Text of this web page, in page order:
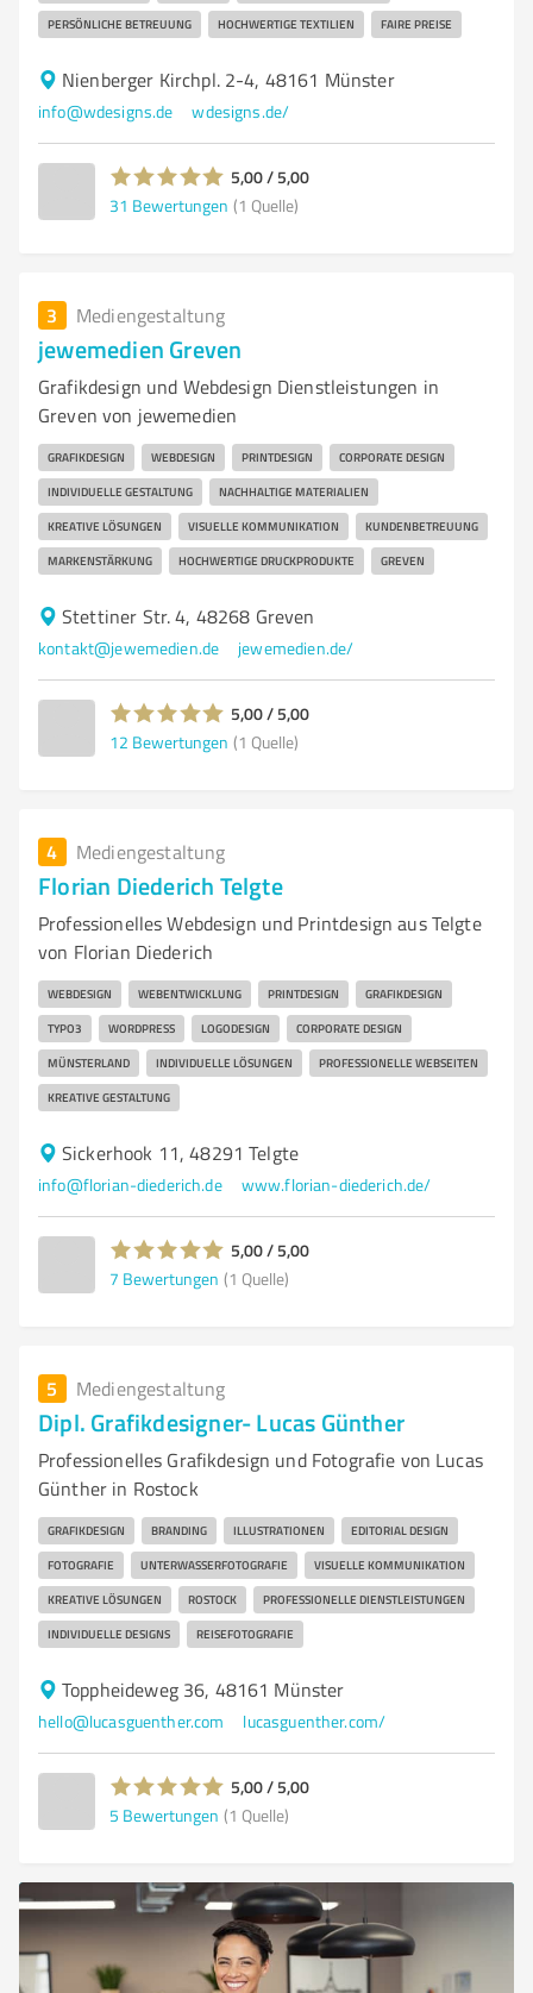
PERSÖNLICHE BETREUUNG HOCHWERTIGE TEXTILIEN FAIRE PREISE
Nienberger Kirchpl. 2-4, 48161 Münster
info@wdesigns.de wdesigns.de/
5,00 / 5,00
31 Bewertungen (1 Quelle)
3 Mediengestaltung
jewemedien Greven
Grafikdesign und Webdesign Dienstleistungen in
Greven von jewemedien
GRAFIKDESIGN WEBDESIGN PRINTDESIGN CORPORATE DESIGN
INDIVIDUELLE GESTALTUNG NACHHALTIGE MATERIALIEN
KREATIVE LÖSUNGEN VISUELLE KOMMUNIKATION KUNDENBETREUUNG
MARKENSTÄRKUNG HOCHWERTIGE DRUCKPRODUKTE GREVEN
Stettiner Str. 4, 48268 Greven
kontakt@jewemedien.de jewemedien.de/
5,00 / 5,00
12 Bewertungen (1 Quelle)
4 Mediengestaltung
Florian Diederich Telgte
Professionelles Webdesign und Printdesign aus Telgte
von Florian Diederich
WEBDESIGN WEBENTWICKLUNG PRINTDESIGN GRAFIKDESIGN
TYPO3 WORDPRESS LOGODESIGN CORPORATE DESIGN
MÜNSTERLAND INDIVIDUELLE LÖSUNGEN PROFESSIONELLE WEBSEITEN
KREATIVE GESTALTUNG
Sickerhook 11, 48291 Telgte
info@florian-diederich.de www.florian-diederich.de/
5,00 / 5,00
7 Bewertungen (1 Quelle)
5 Mediengestaltung
Dipl. Grafikdesigner- Lucas Günther
Professionelles Grafikdesign und Fotografie von Lucas
Günther in Rostock
GRAFIKDESIGN BRANDING ILLUSTRATIONEN EDITORIAL DESIGN
FOTOGRAFIE UNTERWASSERFOTOGRAFIE VISUELLE KOMMUNIKATION
KREATIVE LÖSUNGEN ROSTOCK PROFESSIONELLE DIENSTLEISTUNGEN
INDIVIDUELLE DESIGNS REISEFOTOGRAFIE
Toppheideweg 36, 48161 Münster
hello@lucasguenther.com lucasguenther.com/
5,00 / 5,00
5 Bewertungen (1 Quelle)